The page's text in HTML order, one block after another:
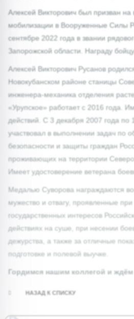
Алексей Викторович был призван
мобилизации в Вооруженные Силы
сентябре 2022 года в звании
Запорожской области. Награду
Алексей Викторович Русанов
Новокубанском районе станицы
инженера-механика отделения
«Урупское» работает с 2016 года.
действий. С 3 декабря 2007 года по
участвовал в выполнении задач по
безопасности и защиты граждан
проживающих на территории Северо-
Имеет удостоверение ветерана
Медалью Суворова награждаются
мужество и отвагу, проявленные
государственных интересов
действиях на суше, при несении
дежурства, а также за отличные
подготовке и полевой выучке.
Гордимся нашим коллегой и
НАЗАД К СПИСКУ